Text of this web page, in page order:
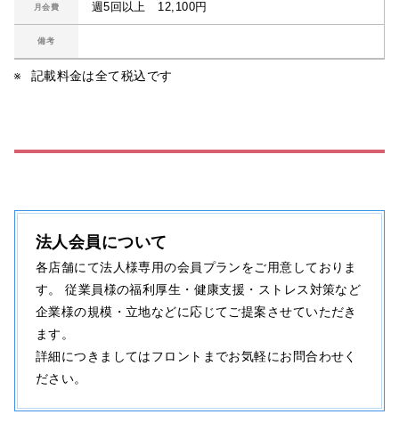
月会費 週5回以上 12,100円
備考
記載料金は全て税込です
法人会員について
各店舗にて法人様専用の会員プランをご用意しておりま
す。 従業員様の福利厚生・健康支援・ストレス対策など
企業様の規模・立地などに応じてご提案させていただき
ます。
詳細につきましてはフロントまでお気軽にお問合わせく
ださい。